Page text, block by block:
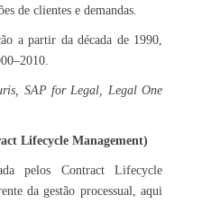
de clientes e demandas.
a partir da década de 1990,
SAP for Legal, Legal One
Lifecycle Management)
pelos Contract Lifecycle
da gestão processual, aqui